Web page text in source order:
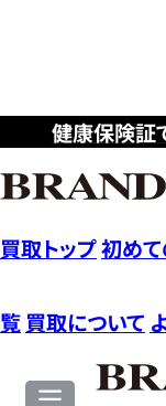
健康保険証
買取トップ初め
覧 買取について